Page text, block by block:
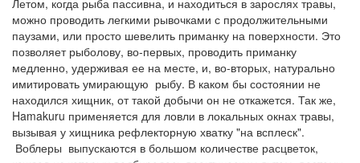
Летом, когда рыба пассивна, и находиться в зарослях травы,
можно проводить легкими рывочками с продолжительными
паузами, или просто шевелить приманку на поверхности. Это
позволяет рыболову, во-первых, проводить приманку
медленно, удерживая ее на месте, и, во-вторых, натурально
имитировать умирающую рыбу. В каком бы состоянии не
находился хищник, от такой добычи он не откажется. Так же,
Hamakuru применяется для ловли в локальных окнах травы,
вызывая у хищника рефлекторную хватку "на всплеск".
Воблеры выпускаются в большом количестве расцветок,